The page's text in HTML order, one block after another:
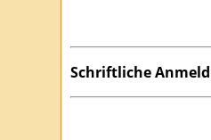
Schriftliche